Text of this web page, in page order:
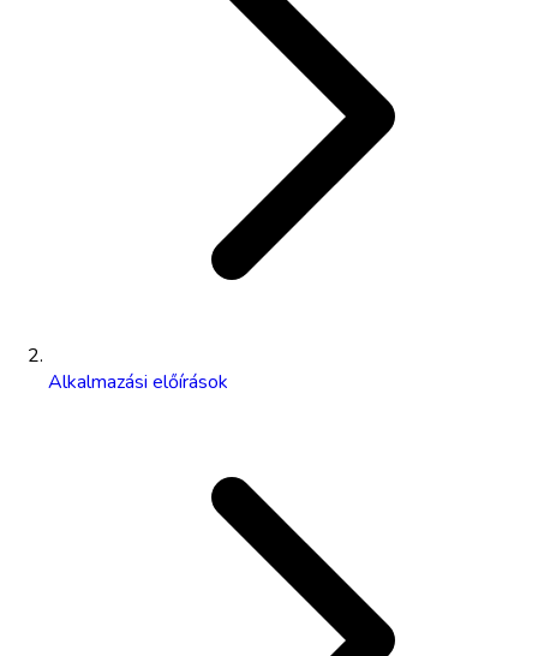
Alkalmazási előírások